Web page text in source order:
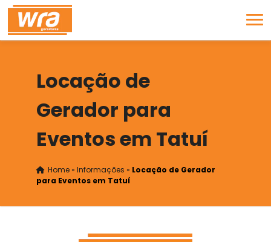
Locação de
Gerador para
Eventos em Tatuí
Home» Informações » Locação de Gerador
para Eventos em Tatuí